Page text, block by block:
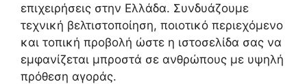
επιχειρήσεις στην Ελλάδα. Συνδυάζουμε
τεχνική βελτιστοποίηση, ποιοτικό περιεχόμενο
και τοπική προβολή ώστε η ιστοσελίδα σας να
εμφανίζεται μπροστά σε ανθρώπους με υψηλή
πρόθεση αγοράς.